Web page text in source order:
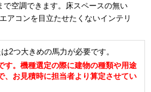
で空調できます。床スペースの無い
アコンを目立たせたくないインテリ
2つ大きめの馬力が必要です。
す。機種選定の際に建物の種類や用途
、お見積時に担当者より算定させてい